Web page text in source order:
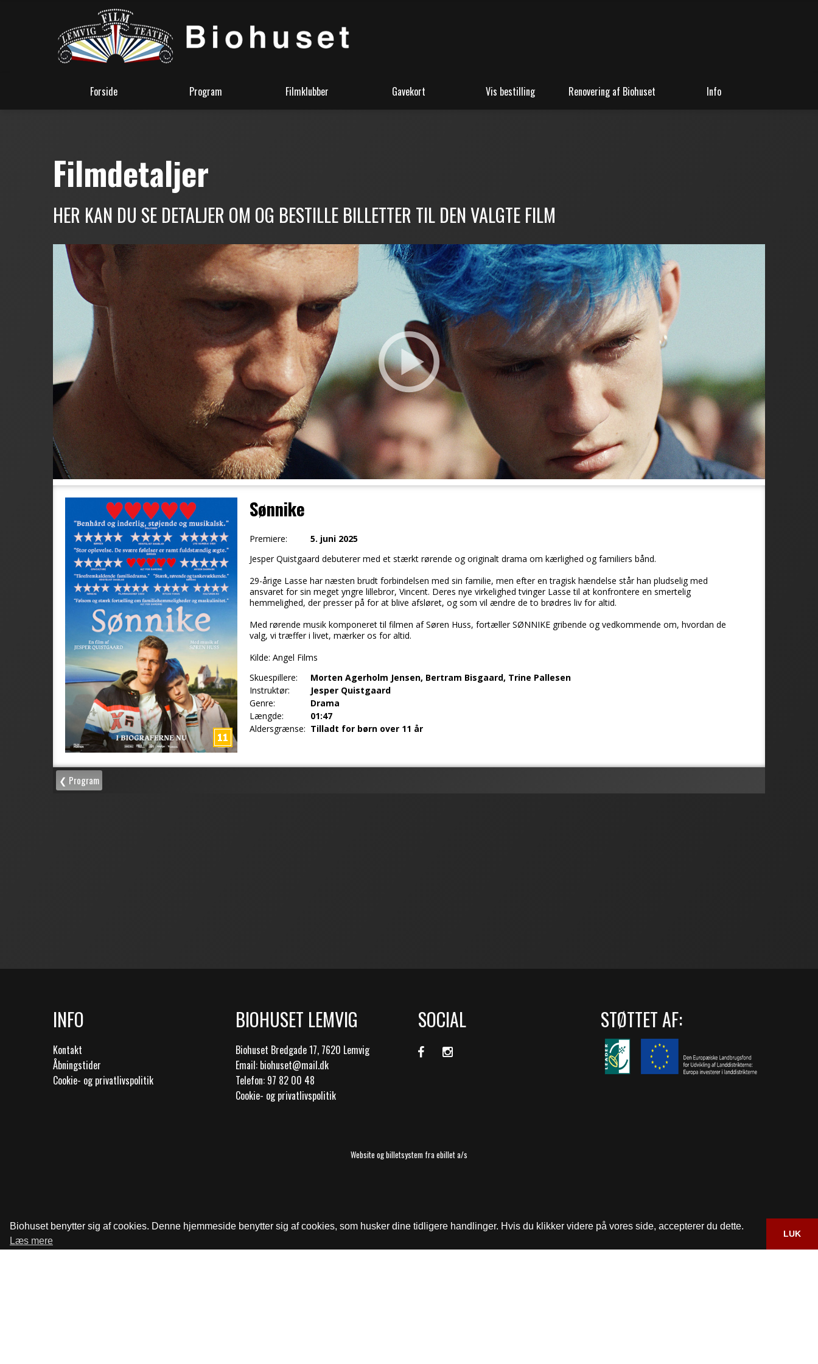
Biohuset benytter sig af cookies. Denne hjemmeside benytter sig af cookies, som husker dine tidligere handlinger. Hvis du klikker videre på vores side, accepterer du dette.
Læs mere
LUK
Forside Program Filmklubber Gavekort Vis bestilling Renovering af Biohuset Info
INFO
Kontakt
Åbningstider
Cookie- og privatlivspolitik
BIOHUSET LEMVIG
Biohuset Bredgade 17, 7620 Lemvig
Email: biohuset@mail.dk
Telefon: 97 82 00 48
Cookie- og privatlivspolitik
SOCIAL STØTTET AF:
Website og billetsystem fra ebillet a/s